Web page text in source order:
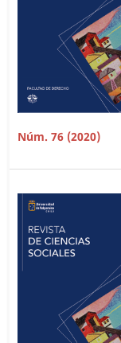
Núm. 76 (2020)